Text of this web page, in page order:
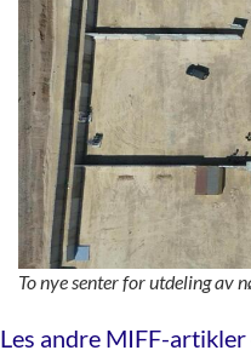
To nye senter for utdeling av
Les andre MIFF-artikler